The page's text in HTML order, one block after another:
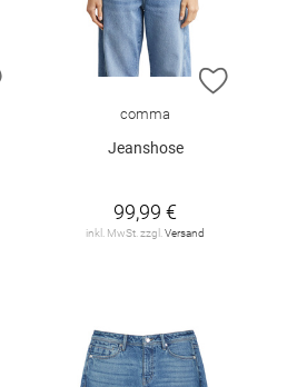
ZUR WUNSCHLISTE HINZUFÜGEN
ZUR
comma
Jeanshose
99,99 €
inkl. MwSt. zzgl.Versand